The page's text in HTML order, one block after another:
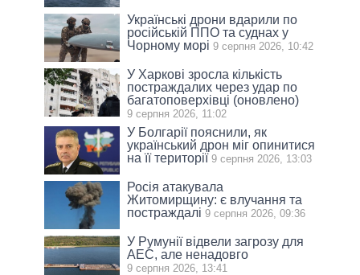
Українські дрони вдарили по
російській ППО та суднах у
Чорному морі 9 серпня 2026, 10:42
У Харкові зросла кількість
постраждалих через удар по
багатоповерхівці (оновлено)
9 серпня 2026, 11:02
У Болгарії пояснили, як
український дрон міг опинитися
на її території 9 серпня 2026, 13:03
Росія атакувала
Житомирщину: є влучання та
постраждалі 9 серпня 2026, 09:36
У Румунії відвели загрозу для
АЕС, але ненадовго
9 серпня 2026, 13:41